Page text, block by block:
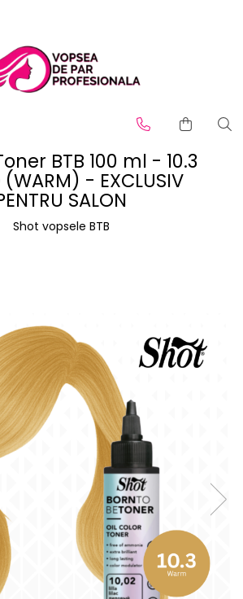
BTB 100 ml - 10.3
(WARM) - EXCLUSIV
SALON
Shot vopsele BTB